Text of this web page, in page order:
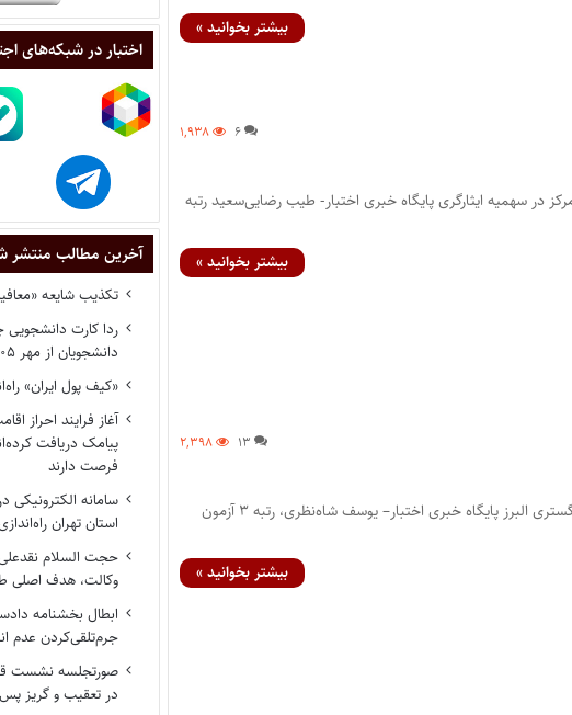
بیشتر بخوانید »
۶ ۱,۹۳۸
دادگستری مرکز در سهمیه ایثارگری پایگاه خبری اختبار- طیب رضایی‌سعید رتبه
بیشتر بخوانید »
۱۳ ۲,۳۹۸
رتبه ۳ آزمون وکالت سال ۱۳۹۸ کانون وکلای دادگستری البرز پایگاه خبری اختبار– یوسف شاه‌نظری، رتبه ۳ آزمون
بیشتر بخوانید »
اختبار در شبکه‌های
آخرین مطالب منتشر
تکذیب شایعه
ردا کارت
دانشجویان از مهر ۱۴۰۵
«کیف پول ایران»
آغاز فرایند احراز
پیامک دریافت
فرصت دارند
سامانه
استان تهران
حجت السلام
وکالت، هدف اصلی
ابطال بخشنامه
جرم‌تلقی‌کردن عدم
صورتجلسه نشست
در تعقیب و گریز